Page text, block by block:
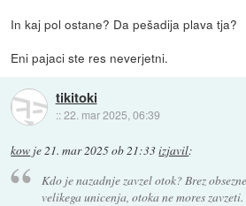
In kaj pol ostane? Da pešadija plava tja?
Eni pajaci ste res neverjetni.
tikitoki
::22. mar 2025, 06:39
kow je21. mar 2025 ob 21:33izjavil:
Kdo je nazadnje zavzel otok? Brez
velikega unicenja, otoka ne mores zavzeti.